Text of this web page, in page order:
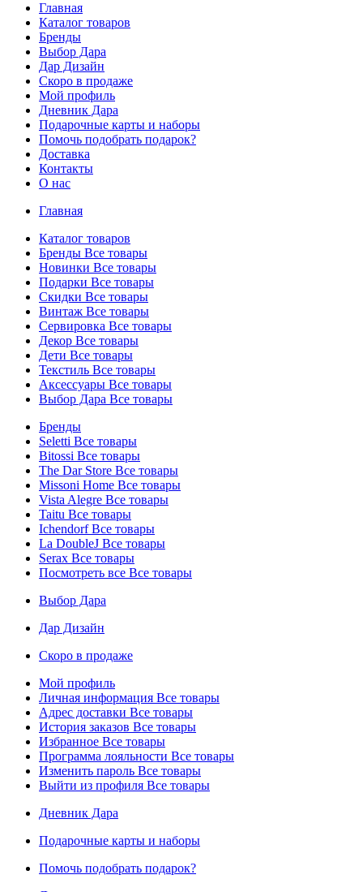
Главная
Каталог товаров
Бренды
Выбор Дара
Дар Дизайн
Скоро в продаже
Мой профиль
Дневник Дара
Подарочные карты и наборы
Помочь подобрать подарок?
Доставка
Контакты
О нас
Главная
Каталог товаров
Бренды Все товары
Новинки Все товары
Подарки Все товары
Скидки Все товары
Винтаж Все товары
Сервировка Все товары
Декор Все товары
Дети Все товары
Текстиль Все товары
Аксессуары Все товары
Выбор Дара Все товары
Бренды
Seletti Все товары
Bitossi Все товары
The Dar Store Все товары
Missoni Home Все товары
Vista Alegre Все товары
Taitu Все товары
IchendorfВсе товары
La DoubleJ Все товары
Serax Все товары
Посмотреть все Все товары
Выбор Дара
Дар Дизайн
Скоро в продаже
Мой профиль
Личная информация Все товары
Адрес доставки Все товары
История заказов Все товары
Избранное Все товары
Программа лояльности Все товары
Изменить пароль Все товары
Выйти из профиля Все товары
Дневник Дара
Подарочные карты и наборы
Помочь подобрать подарок?